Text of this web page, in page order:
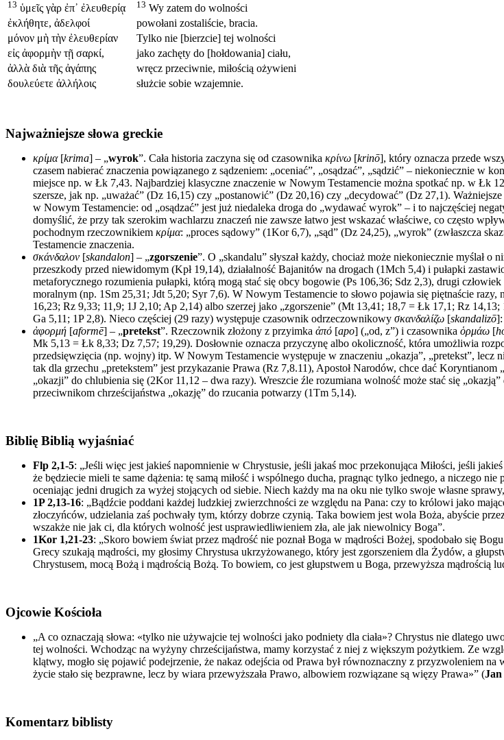
13 ὑμεῖς γὰρ ἐπ᾽ ἐλευθερίᾳ 13 Wy zatem do wolności
ἐκλήθητε, ἀδελφοί
powołani zostaliście, bracia.
μόνον μὴ τὴν ἐλευθερίαν
Tylko nie [bierzcie] tej wolności
εἰς ἀφορμὴν τῇ σαρκί,
jako zachęty do [hołdowania] ciału,
ἀλλὰ διὰ τῆς ἀγάπης
wręcz przeciwnie, miłością ożywieni
δουλεύετε ἀλλήλοις
służcie sobie wzajemnie.
Najważniejsze słowa greckie
κρίμα[krima] – „wyrok”. Cała historia zaczyna się od czasownika κρίνω [krinō], który oznacza przede
czasem nabierać znaczenia powiązanego z sądzeniem: „oceniać”, „osądzać”, „sądzić” – niekoniecznie w
miejsce np. w Łk 7,43. Najbardziej klasyczne znaczenie w Nowym Testamencie można spotkać np. w Łk
szersze, jak np. „uważać” (Dz 16,15) czy „postanowić” (Dz 20,16) czy „decydować” (Dz 27,1).
w Nowym Testamencie: od „osądzać” jest już niedaleka droga do „wydawać wyrok” – i to najczęściej
domyślić, że przy tak szerokim wachlarzu znaczeń nie zawsze łatwo jest wskazać właściwe, co często
pochodnym rzeczownikiem κρίμα: „proces sądowy” (1Kor 6,7), „sąd” (Dz 24,25), „wyrok” (zwłaszcza
Testamencie znaczenia.
σκάνδαλον [skandalon] – „zgorszenie”. O „skandalu” słyszał każdy, chociaż może niekoniecznie myślał
przeszkody przed niewidomym (Kpł 19,14), działalność Bajanitów na drogach (1Mch 5,4) i pułapki
metaforycznego rozumienia pułapki, którą mogą stać się obcy bogowie (Ps 106,36; Sdz 2,3), drugi
moralnym (np. 1Sm 25,31; Jdt 5,20; Syr 7,6). W Nowym Testamencie to słowo pojawia się piętnaście
16,23; Rz 9,33; 11,9; 1J 2,10; Ap 2,14) albo szerzej jako „zgorszenie” (Mt 13,41; 18,7 = Łk 17,1; Rz
Ga 5,11; 1P 2,8). Nieco częściej (29 razy) występuje czasownik odrzeczownikowy σκανδαλίζω [skandalizō]:
ἀφορμή [aformē] – „pretekst”. Rzeczownik złożony z przyimka ἀπό [apo] („od, z”) i czasownika ὁρμάω [
Mk 5,13 = Łk 8,33; Dz 7,57; 19,29). Dosłownie oznacza przyczynę albo okoliczność, która umożliwia
przedsięwzięcia (np. wojny) itp. W Nowym Testamencie występuje w znaczeniu „okazja”, „pretekst”, lecz
tak dla grzechu „pretekstem” jest przykazanie Prawa (Rz 7,8.11), Apostoł Narodów, chce dać
„okazji” do chlubienia się (2Kor 11,12 – dwa razy). Wreszcie źle rozumiana wolność może stać się
przeciwnikom chrześcijaństwa „okazję” do rzucania potwarzy (1Tm 5,14).
Biblię Biblią wyjaśniać
Flp 2,1-5: „Jeśli więc jest jakieś napomnienie w Chrystusie, jeśli jakaś moc przekonująca Miłości, jeśli
że będziecie mieli te same dążenia: tę samą miłość i wspólnego ducha, pragnąc tylko jednego, a niczego
oceniając jedni drugich za wyżej stojących od siebie. Niech każdy ma na oku nie tylko swoje własne
1P 2,13-16: „Bądźcie poddani każdej ludzkiej zwierzchności ze względu na Pana: czy to królowi jako
złoczyńców, udzielania zaś pochwały tym, którzy dobrze czynią. Taka bowiem jest wola Boża, abyście
wszakże nie jak ci, dla których wolność jest usprawiedliwieniem zła, ale jak niewolnicy Boga”.
1Kor 1,21-23: „Skoro bowiem świat przez mądrość nie poznał Boga w mądrości Bożej, spodobało się
Grecy szukają mądrości, my głosimy Chrystusa ukrzyżowanego, który jest zgorszeniem dla Żydów, a
Chrystusem, mocą Bożą i mądrością Bożą. To bowiem, co jest głupstwem u Boga, przewyższa mądrością
Ojcowie Kościoła
„A co oznaczają słowa: «tylko nie używajcie tej wolności jako podniety dla ciała»? Chrystus nie dlatego
tej wolności. Wchodząc na wyżyny chrześcijaństwa, mamy korzystać z niej z większym pożytkiem. Ze
klątwy, mogło się pojawić podejrzenie, że nakaz odejścia od Prawa był równoznaczny z przyzwoleniem
życie stało się bezprawne, lecz by wiara przewyższała Prawo, albowiem rozwiązane są więzy Prawa»” (
Komentarz biblisty